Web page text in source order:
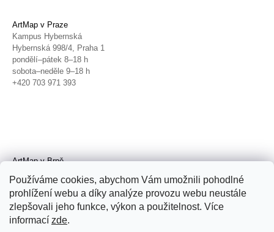
Používáme cookies, abychom Vám umožnili pohodlné
prohlížení webu a díky analýze provozu webu neustále
zlepšovali jeho funkce, výkon a použitelnost. Více
informací zde.
ArtMap v Praze
Kampus Hybernská
Hybernská 998/4, Praha 1
pondělí–pátek 8–18 h
sobota–neděle 9–18 h
+420 703 971 393
ArtMap v Brně
Radnická 4, Brno
úterý–pátek 11–19 h
sobota 14–19 h
+420 702 152 298